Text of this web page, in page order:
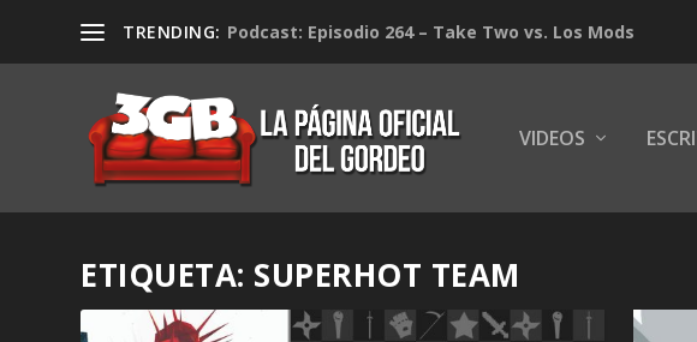
TRENDING: Podcast: Episodio 264 – Take Two vs. Los Mods
VIDEOS
ETIQUETA: SUPERHOT TEAM